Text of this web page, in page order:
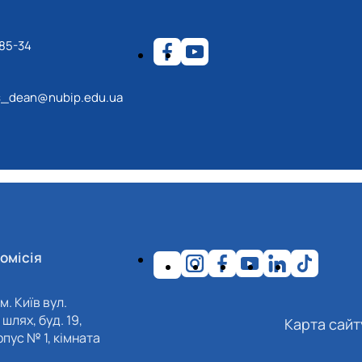
34
Київ вул.
шлях, буд. 19,
№ 1, кімната
Карта